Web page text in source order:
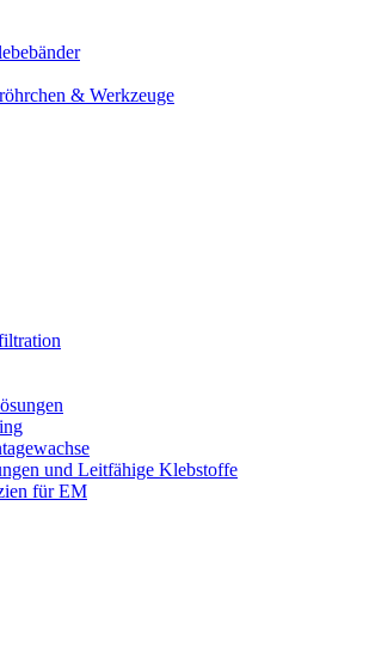
& Werkzeuge
und Leitfähige Klebstoffe
für EM